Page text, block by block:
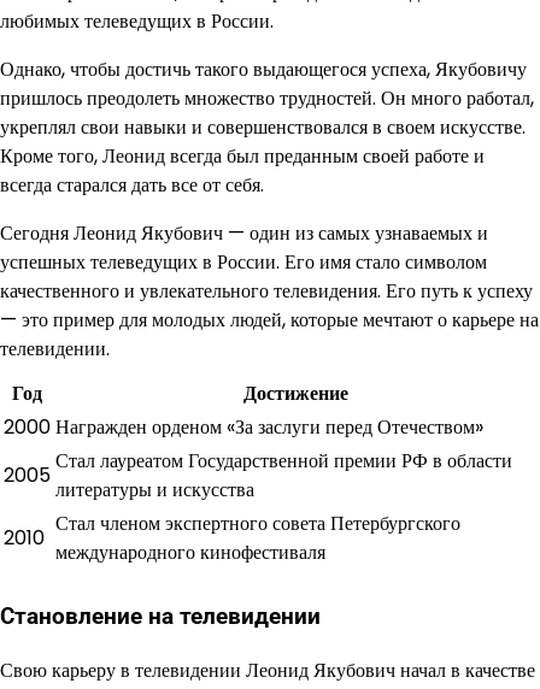
любимых телеведущих в России.
Однако, чтобы достичь такого выдающегося успеха, Якубовичу
пришлось преодолеть множество трудностей. Он много работал,
укреплял свои навыки и совершенствовался в своем искусстве.
Кроме того, Леонид всегда был преданным своей работе и
всегда старался дать все от себя.
Сегодня Леонид Якубович — один из самых узнаваемых и
успешных телеведущих в России. Его имя стало символом
качественного и увлекательного телевидения. Его путь к успеху
— это пример для молодых людей, которые мечтают о карьере на
телевидении.
Год
Достижение
2000Награжден орденом «За заслуги перед Отечеством»
2005
Стал лауреатом Государственной премии РФ в области
литературы и искусства
2010
Стал членом экспертного совета Петербургского
международного кинофестиваля
Становление на телевидении
Свою карьеру в телевидении Леонид Якубович начал в качестве